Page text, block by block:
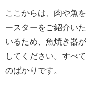
ここからは、肉や魚
ースターをご紹介い
いるため、魚焼き器
してください。すべ
のばかりです。